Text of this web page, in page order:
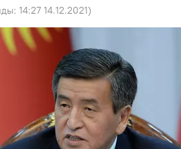
14:27 14.12.2021)